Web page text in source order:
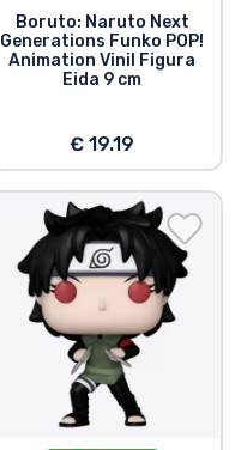
Boruto: Naruto Next
Generations Funko POP!
Animation Vinil Figura
Eida 9 cm
€ 19.19